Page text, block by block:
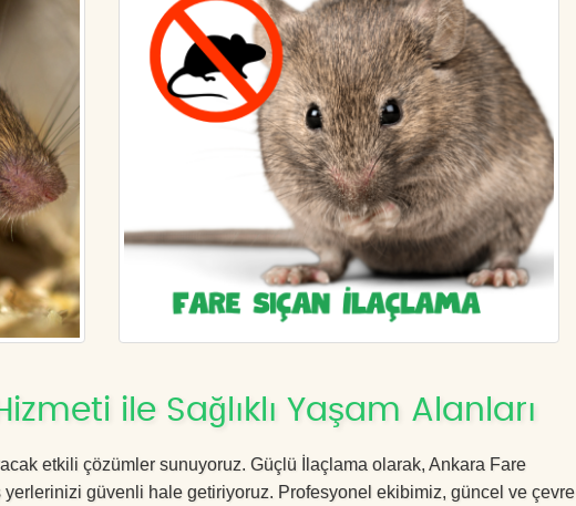
ile Sağlıklı Yaşam Alanları
etkili çözümler sunuyoruz. Güçlü İlaçlama olarak, Ankara Fare
güvenli hale getiriyoruz. Profesyonel ekibimiz, güncel ve çevre